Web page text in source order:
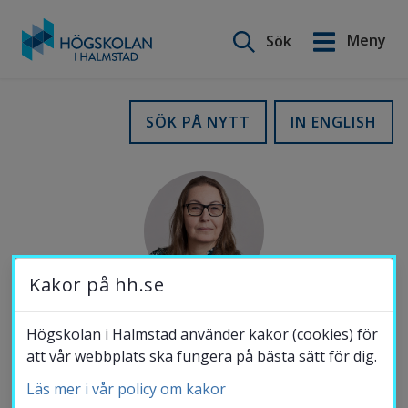
Sök
Meny
IN ENGLISH
SÖK PÅ NYTT
MOBIL
English
Utbildning
Forskning
Samverkan
Om Högskolan
Kakor på hh.se
Högskolan i Halmstad använder kakor (cookies) för
att vår webbplats ska fungera på bästa sätt för dig.
Läs mer i vår policy om kakor